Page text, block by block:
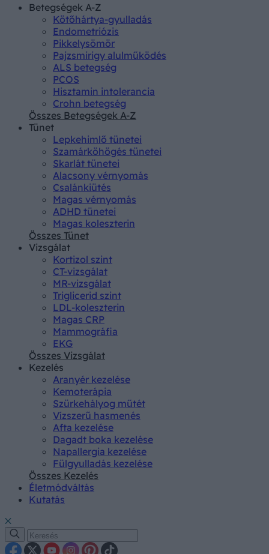
Betegségek A-Z
Kötőhártya-gyulladás
Endometriózis
Pikkelysömör
Pajzsmirigy alulműködés
ALS betegség
PCOS
Hisztamin intolerancia
Crohn betegség
Összes Betegségek A-Z
Tünet
Lepkehimlő tünetei
Szamárköhögés tünetei
Skarlát tünetei
Alacsony vérnyomás
Csalánkiütés
Magas vérnyomás
ADHD tünetei
Magas koleszterin
Összes Tünet
Vizsgálat
Kortizol szint
CT-vizsgálat
MR-vizsgálat
Triglicerid szint
LDL-koleszterin
Magas CRP
Mammográfia
EKG
Összes Vizsgálat
Kezelés
Aranyér kezelése
Kemoterápia
Szürkehályog műtét
Vízszerű hasmenés
Afta kezelése
Dagadt boka kezelése
Napallergia kezelése
Fülgyulladás kezelése
Összes Kezelés
Életmódváltás
Kutatás